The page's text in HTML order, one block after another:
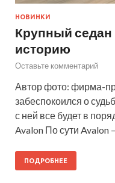
НОВИНКИ
Крупный седан
историю
Оставьте комментарий
Автор фото: фирма-
забеспокоился о
с ней все будет в
Avalon По сути Avalon
ПОДРОБНЕЕ